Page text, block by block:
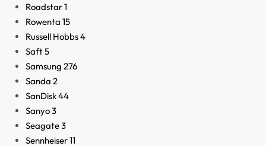
Roadstar1
Rowenta 15
Russell Hobbs4
Saft5
Samsung 276
Sanda 2
SanDisk44
Sanyo3
Seagate3
Sennheiser11